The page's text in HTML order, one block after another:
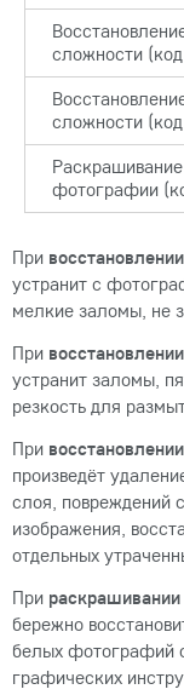
сложности
сложности
фотографии
При
устранит с
мелкие заломы, не
При
устранит заломы,
резкость для
При
произведёт
слоя, повреждений
изображения,
отдельных
При
бережно
белых фотографий
графических